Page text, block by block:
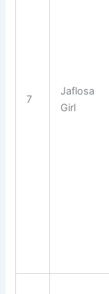
7
Jaflosa
Girl